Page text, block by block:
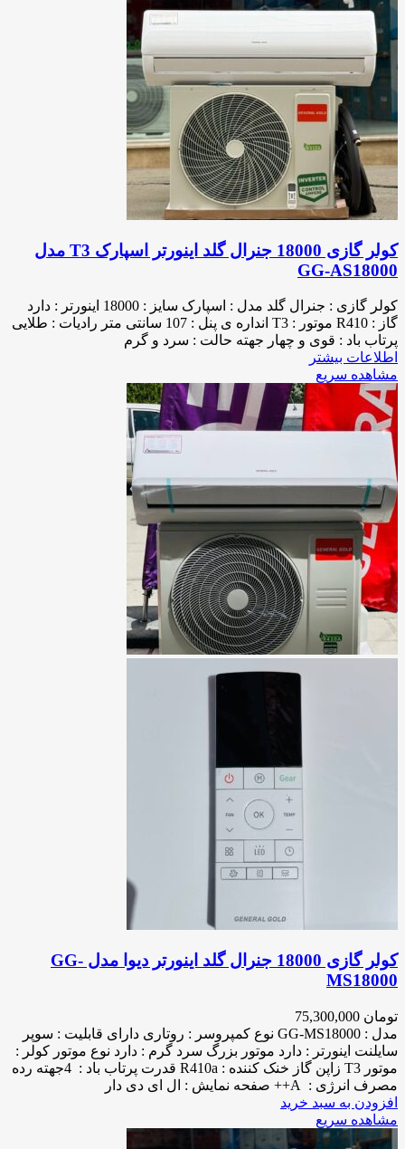
کولر گازی 18000 جنرال گلد اینورتر اسپارک T3 مدل
GG-AS18000
کولر گازی : جنرال گلد مدل : اسپارک سایز : 18000 اینورتر : دارد
گاز : R410 موتور : T3 انداره ی پنل : 107 سانتی متر رادیات : طلایی
پرتاب باد : قوی و چهار جهته حالت : سرد و گرم
اطلاعات بیشتر
مشاهده سریع
کولر گازی 18000 جنرال گلد اینورتر دیوا مدل GG-
MS18000
تومان
مدل : GG-MS18000 نوع کمپروسر : روتاری دارای قابلیت : سوپر
سایلنت اینورتر : دارد موتور بزرگ سرد گرم : دارد نوع موتور کولر :
موتور T3 زاپن گاز خنک کننده : R410a قدرت پرتاب باد : 4جهته رده
مصرف انرژی : A++ صفحه نمایش : ال ای دی دار
افزودن به سبد خرید
مشاهده سریع